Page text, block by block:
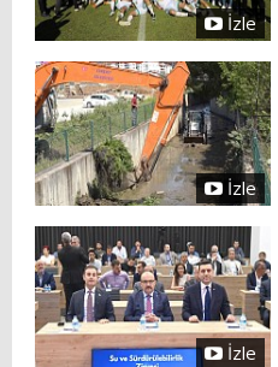
İzle
İzle
İzle